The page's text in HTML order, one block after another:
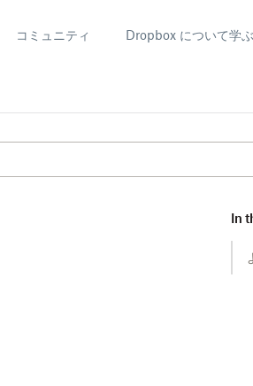
コミュニティ Dropbox について学ぶ
In